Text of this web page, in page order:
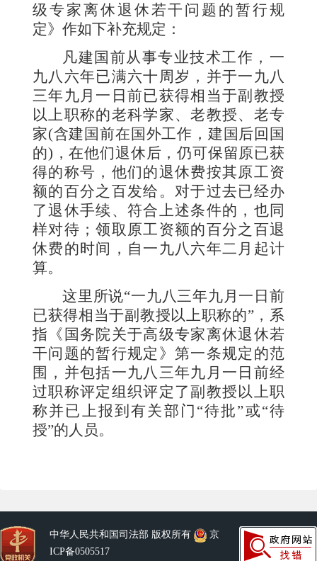
级专家离休退休若干问题的暂行规
定》作如下补充规定：
凡建国前从事专业技术工作， 一
九八六年已满六十周岁，并于一九八
三年 九月 一 日前已获得相当于副教授
以上职称的老科学家、老教授、老专
家(含建国前在国外工作，建国后回国
的) ，在他们退休后，仍可保留原已获
得的称号，他们的退休费按其原工资
额的百分之百发给。对于过去已经办
了退休手续、符合上述条件的，也同
样对待；领取原工资额的百分之百退
休费的时间，自 一九八六年二 月起计
算。
这里所说“一九八三年九月 一 日前
已获得相当于副教授以上职称的”，系
指《国务院关于高级专家离休退休若
干问题的暂行规定》第一条规定的范
围，并包括一九八三年九 月 一 日前经
过职称评定组织评定了副教授以上职
称并已上报到有关部门 “待批”或“待
授”的人员。
中华人民共和国司法部 版权所有
京
ICP备0505517